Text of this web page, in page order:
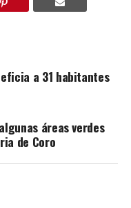
a 31 habitantes
áreas verdes
de Coro